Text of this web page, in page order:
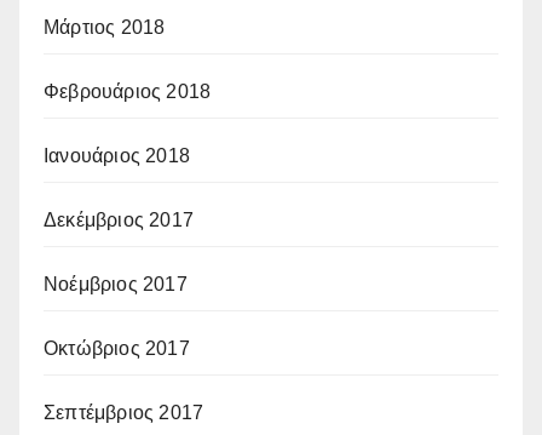
Μάρτιος 2018
Φεβρουάριος 2018
Ιανουάριος 2018
Δεκέμβριος 2017
Νοέμβριος 2017
Οκτώβριος 2017
Σεπτέμβριος 2017